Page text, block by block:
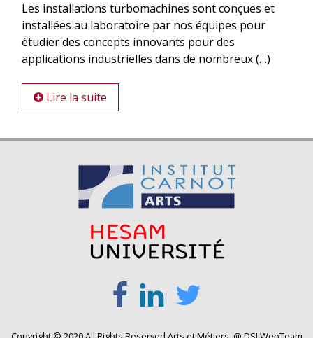
Les installations turbomachines sont conçues et
installées au laboratoire par nos équipes pour
étudier des concepts innovants pour des
applications industrielles dans de nombreux (…)
Lire la suite